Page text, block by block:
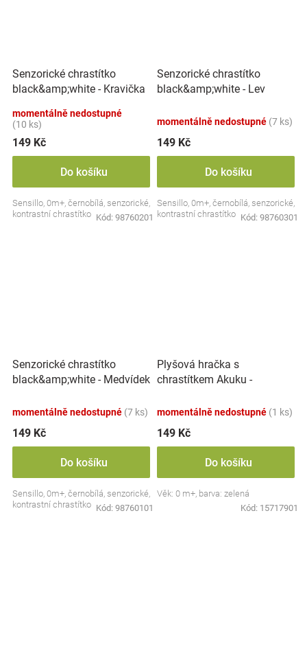
Senzorické chrastítko
black&amp;white - Kravička
momentálně nedostupné
(10 ks)
149 Kč
Do košíku
Sensillo, 0m+, černobílá, senzorické,
kontrastní chrastítko Kód: 98760201
Senzorické chrastítko
black&amp;white - Lev
momentálně nedostupné (7 ks)
149 Kč
Do košíku
Sensillo, 0m+, černobílá, senzorické,
kontrastní chrastítko Kód: 98760301
Senzorické chrastítko
black&amp;white - Medvídek
momentálně nedostupné (7 ks)
149 Kč
Do košíku
Sensillo, 0m+, černobílá, senzorické,
kontrastní chrastítko Kód: 98760101
Plyšová hračka s
chrastítkem Akuku -
momentálně nedostupné (1 ks)
149 Kč
Do košíku
Věk: 0 m+, barva: zelená
Kód: 15717901